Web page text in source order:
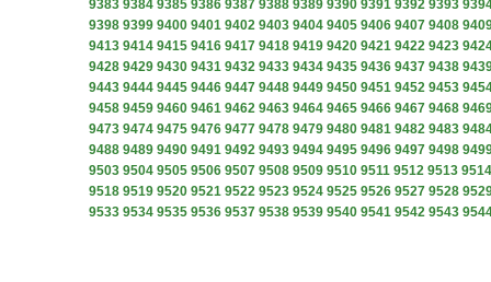
9383 9384 9385 9386 9387 9388 9389 9390 9391 9392 9393
9398 9399 9400 9401 9402 9403 9404 9405 9406 9407 9408
9413 9414 9415 9416 9417 9418 9419 9420 9421 9422 9423
9428 9429 9430 9431 9432 9433 9434 9435 9436 9437 9438
9443 9444 9445 9446 9447 9448 9449 9450 9451 9452 9453
9458 9459 9460 9461 9462 9463 9464 9465 9466 9467 9468
9473 9474 9475 9476 9477 9478 9479 9480 9481 9482 9483
9488 9489 9490 9491 9492 9493 9494 9495 9496 9497 9498
9503 9504 9505 9506 9507 9508 9509 9510 9511 9512 9513 9514
9518 9519 9520 9521 9522 9523 9524 9525 9526 9527 9528
9533 9534 9535 9536 9537 9538 9539 9540 9541 9542 9543